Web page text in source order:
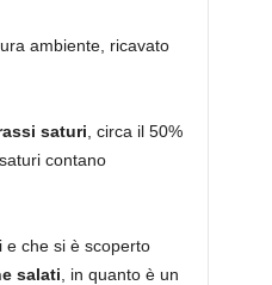
ambiente, ricavato
saturi , circa il 50%
contano
e che si è scoperto
salati , in quanto è un